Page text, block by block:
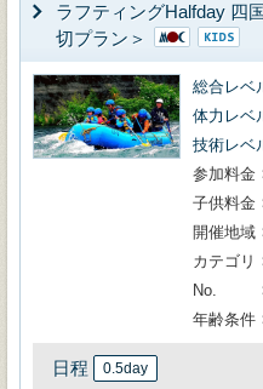
ラフティングHalfday 四
切プラン＞
総合レベ
体力レベ
技術レベ
参加料金
子供料金
開催地域
カテゴリ
No.
年齢条件
日程 0.5day